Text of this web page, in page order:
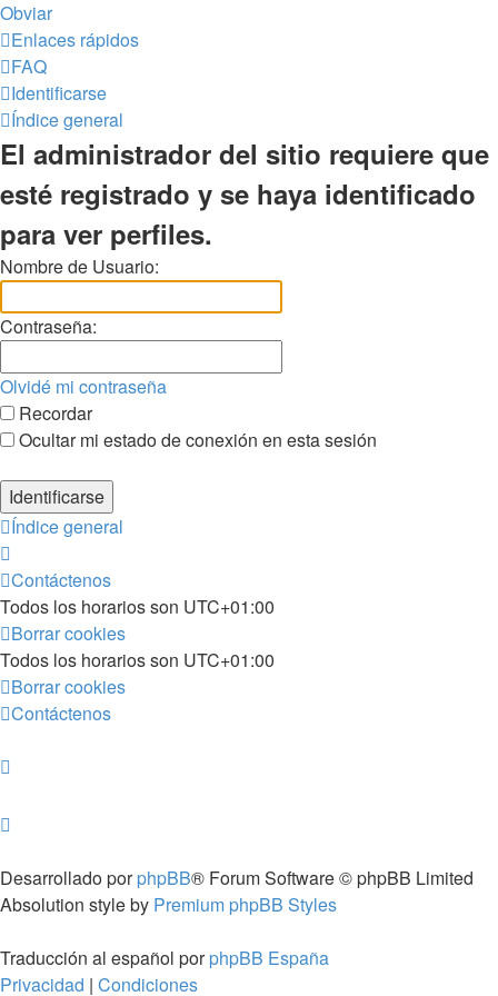
Obviar
Enlaces rápidos
FAQ
Identificarse
Índice general
El administrador del sitio requiere que
esté registrado y se haya identificado
para ver perfiles.
Nombre de Usuario:
Contraseña:
Olvidé mi contraseña
Recordar
Ocultar mi estado de conexión en esta sesión
Índice general
Contáctenos
Todos los horarios son UTC+01:00
Borrar cookies
Todos los horarios son UTC+01:00
Borrar cookies
Contáctenos
Desarrollado porphpBB® Forum Software © phpBB Limited
Absolution style by Premium phpBB Styles
Traducción al español porphpBB España
Privacidad | Condiciones